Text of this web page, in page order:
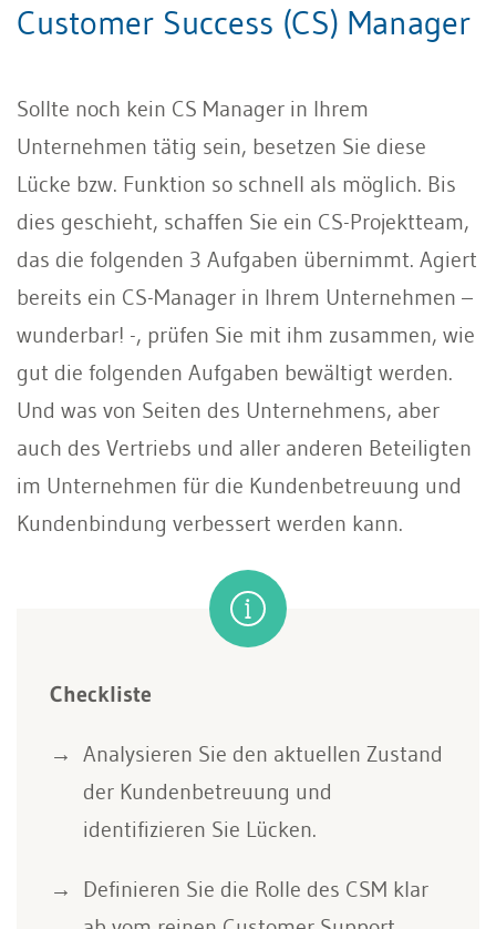
Customer Success (CS) Manager
Sollte noch kein CS Manager in Ihrem
Unternehmen tätig sein, besetzen Sie diese
Lücke bzw. Funktion so schnell als möglich. Bis
dies geschieht, schaffen Sie ein CS-Projektteam,
das die folgenden 3 Aufgaben übernimmt. Agiert
bereits ein CS-Manager in Ihrem Unternehmen –
wunderbar! -, prüfen Sie mit ihm zusammen, wie
gut die folgenden Aufgaben bewältigt werden.
Und was von Seiten des Unternehmens, aber
auch des Vertriebs und aller anderen Beteiligten
im Unternehmen für die Kundenbetreuung und
Kundenbindung verbessert werden kann.
Checkliste
Analysieren Sie den aktuellen Zustand
der Kundenbetreuung und
identifizieren Sie Lücken.
Definieren Sie die Rolle des CSM klar